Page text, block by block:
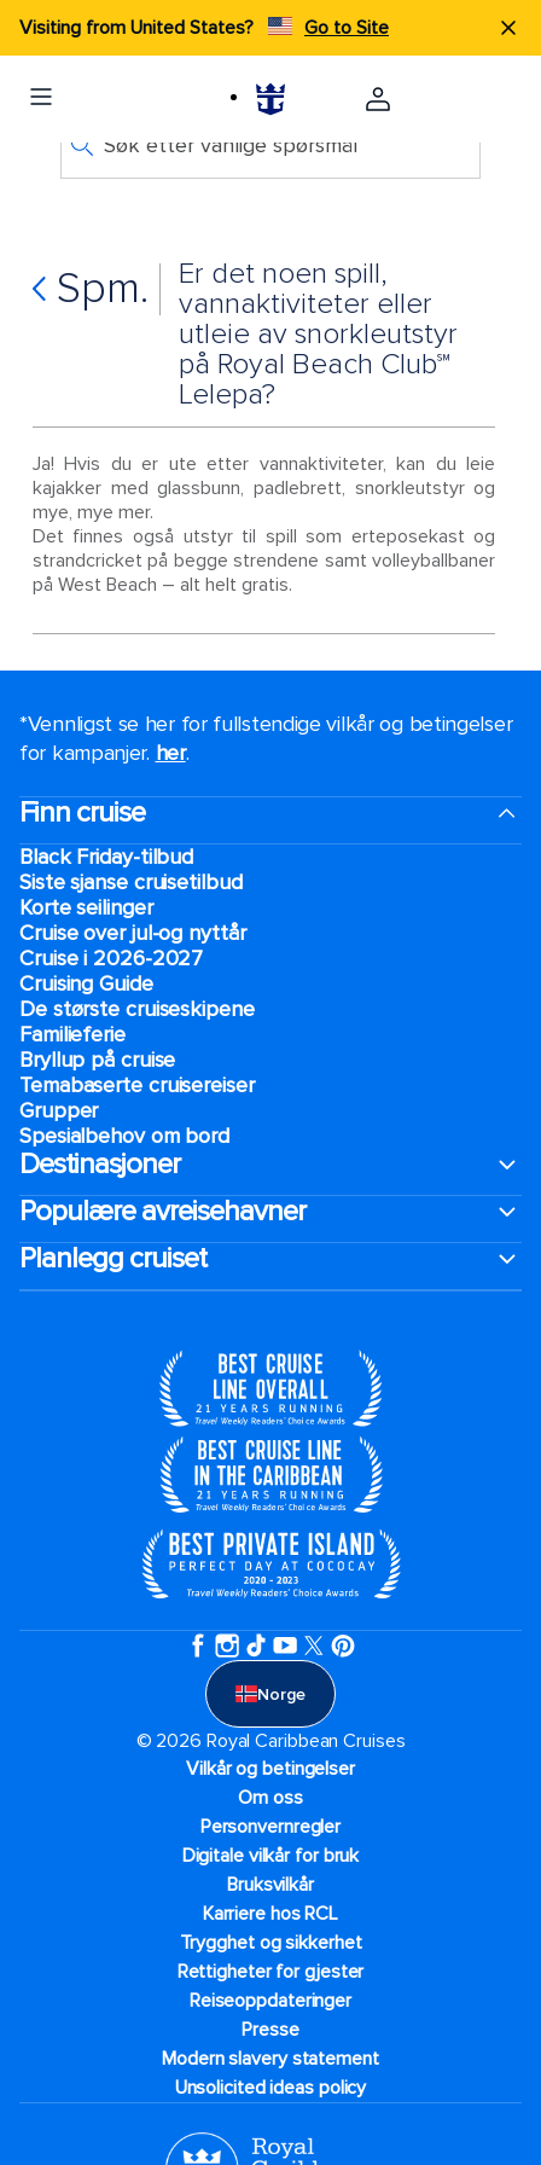
Visiting from United States? Go to Site
Søk etter vanlige spørsmål
Spm.
Er det noen spill,
vannaktiviteter eller
utleie av snorkleutstyr
på Royal Beach Club℠
Lelepa?
Ja! Hvis du er ute etter vannaktiviteter, kan du leie
kajakker med glassbunn, padlebrett, snorkleutstyr og
mye, mye mer.
Det finnes også utstyr til spill som erteposekast og
strandcricket på begge strendene samt volleyballbaner
på West Beach – alt helt gratis.
*Vennligst se her for fullstendige vilkår og betingelser
for kampanjer. her.
Finn cruise
Black Friday-tilbud
Siste sjanse cruisetilbud
Korte seilinger
Cruise over jul-og nyttår
Cruise i 2026-2027
Cruising Guide
De største cruiseskipene
Familieferie
Bryllup på cruise
Temabaserte cruisereiser
Grupper
Spesialbehov om bord
Destinasjoner
Populære avreisehavner
Planlegg cruiset
Norge
© 2026 Royal Caribbean Cruises
Vilkår og betingelser
Om oss
Personvernregler
Digitale vilkår for bruk
Bruksvilkår
Karriere hos RCL
Trygghet og sikkerhet​
Rettigheter for gjester
Reiseoppdateringer
Presse
Modern slavery statement
Unsolicited ideas policy